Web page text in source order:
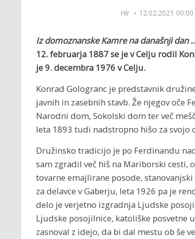
Hír 12.02.2021 00:00
Iz domoznanske Kamre na današnji dan
12. februarja 1887 se je v Celju rodil
je 9. decembra 1976 v Celju.
Konrad Gologranc je predstavnik
javnih in zasebnih stavb. Že njegov oče
Narodni dom, Sokolski dom ter več
leta 1893 tudi nadstropno hišo za svojo
Družinsko tradicijo je po Ferdinandu
sam zgradil več hiš na Mariborski cesti,
tovarne emajlirane posode,
za delavce v Gaberju, leta 1926 pa je
delo je verjetno izgradnja Ljudske
Ljudske posojilnice, katoliške posvetne
zasnoval z idejo, da bi dal mestu ob še